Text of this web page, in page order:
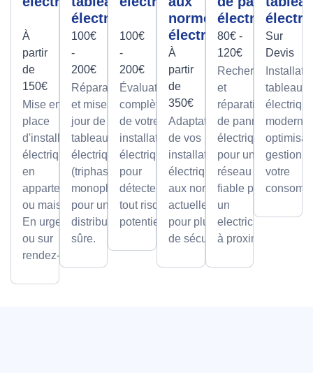
À
partir
de
150€
Mise en
place
d'installations
électriques
en
appartement
ou maison.
En urgence
ou sur
rendez-vous
électrique
100€
-
200€
Réparations
et mises à
jour de
tableaux
électriques
(triphasé ou
monophasé)
pour une
distribution
sûre.
100€
-
200€
Évaluation
complète
de votre
installation
électrique
pour
détecter
tout risque
potentiel.
normes
électrique
À
partir
de
350€
Adaptation
de vos
installations
électriques
aux normes
actuelles
pour plus
de sécurité.
électrique
80€ -
120€
Recherche
et
réparation
de pannes
électriques
pour un
réseau
fiable par
un
electricien
à proximité
Sur
Devis
tableaux
gestion
votre